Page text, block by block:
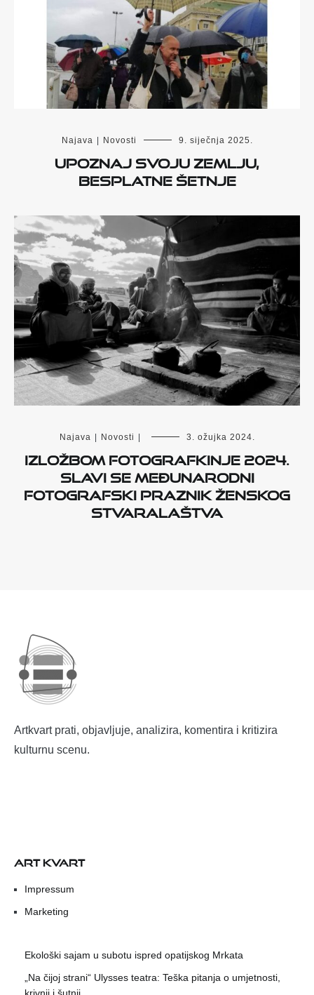
Najava | Novosti 9. siječnja 2025.
Upoznaj svoju zemlju,
besplatne šetnje
Najava Novosti 3. ožujka 2024.
Izložbom Fotografkinje 2024.
slavi se Međunarodni
fotografski praznik ženskog
stvaralaštva
Artkvart prati, objavljuje, analizira, komentira i kritizira
kulturnu scenu.
ART KVART
Impressum
Marketing
Ekološki sajam u subotu ispred opatijskog Mrkata
„Na čijoj strani“ Ulysses teatra: Teška pitanja o umjetnosti,